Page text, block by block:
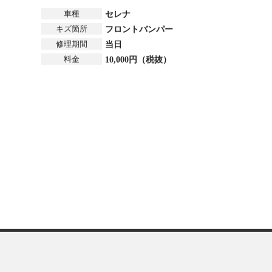
車種
セレナ
キズ箇所
フロントバンパー
修理期間
当日
料金
10,000円（税抜）